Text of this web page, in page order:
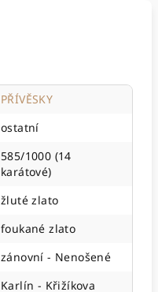
PŘÍVĚSKY
ostatní
585/1000 (14
karátové)
žluté zlato
foukané zlato
zánovní - Nenošené
Karlín - Křižíkova